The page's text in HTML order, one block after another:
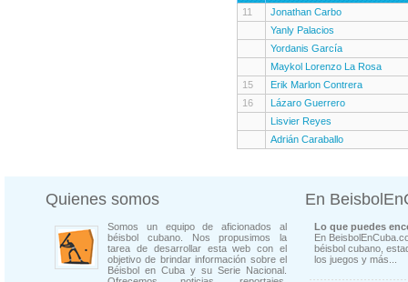
11
Jonathan Carbo
Yanly Palacios
Yordanis García
Maykol Lorenzo La Rosa
15
Erik Marlon Contrera
16
Lázaro Guerrero
Lisvier Reyes
Adrián Caraballo
Quienes somos
Somos un equipo de aficionados al
béisbol cubano. Nos propusimos la
tarea de desarrollar esta web con el
objetivo de brindar información sobre el
Béisbol en Cuba y su Serie Nacional.
En
Lo que puedes
En
béisbol cubano,
los juegos y más...